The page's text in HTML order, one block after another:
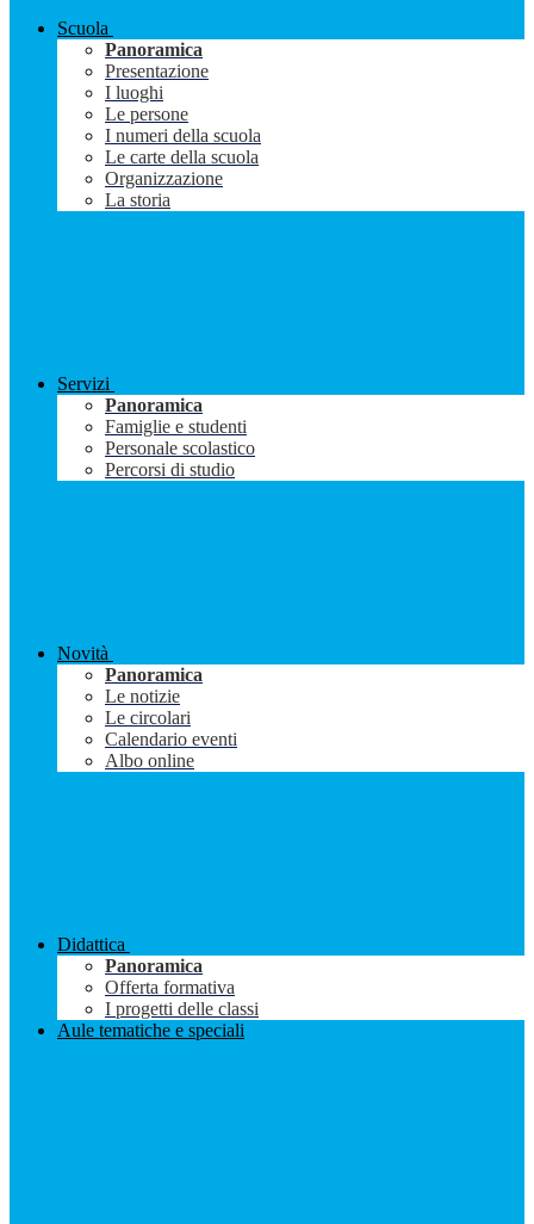
Scuola
Panoramica
Presentazione
I luoghi
Le persone
I numeri della scuola
Le carte della scuola
Organizzazione
La storia
Servizi
Panoramica
Famiglie e studenti
Personale scolastico
Percorsi di studio
Novità
Panoramica
Le notizie
Le circolari
Calendario eventi
Albo online
Didattica
Panoramica
Offerta formativa
I progetti delle classi
Aule tematiche e speciali